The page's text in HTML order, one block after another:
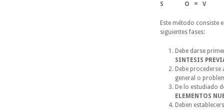
S O = V
Este método consiste
siguientes fases:
Debe darse
SINTESIS
Debe
general o
De lo estudiado
ELEMENTOS
Deben